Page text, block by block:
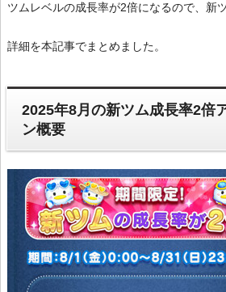
ツムレベルの成長率が2倍になるので、新
詳細を本記事でまとめました。
2025年8月の新ツム成長率2倍
ン概要